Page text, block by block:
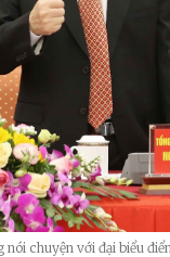
chuyện với đại biểu